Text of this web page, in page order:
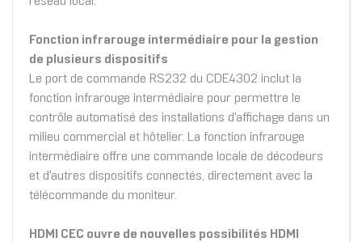
Fonction infrarouge intermédiaire pour la gestion
de plusieurs dispositifs
Le port de commande RS232 du CDE4302 inclut la
fonction infrarouge intermédiaire pour permettre le
contrôle automatisé des installations d'affichage dans un
milieu commercial et hôtelier. La fonction infrarouge
intermédiaire offre une commande locale de décodeurs
et d'autres dispositifs connectés, directement avec la
télécommande du moniteur.
HDMI CEC ouvre de nouvelles possibilités HDMI